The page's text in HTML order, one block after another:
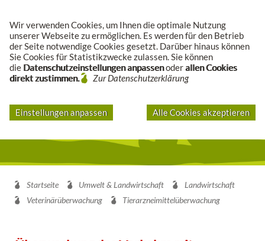
Wir verwenden Cookies, um Ihnen die optimale Nutzung
unserer Webseite zu ermöglichen. Es werden für den Betrieb
der Seite notwendige Cookies gesetzt. Darüber hinaus können
Sie Cookies für Statistikzwecke zulassen. Sie können
die Datenschutzeinstellungen anpassenoderallen Cookies
direkt zustimmen.
Zur Datenschutzerklärung
Einstellungen anpassen Alle Cookies akzeptieren
Startseite Umwelt & Landwirtschaft
Landwirtschaft
Veterinärüberwachung
Tierarzneimittelüberwachung